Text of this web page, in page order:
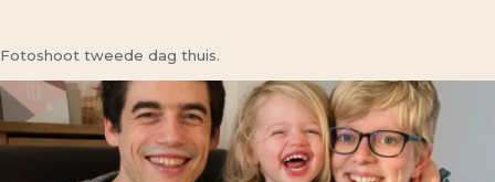
Fotoshoot tweede dag thuis.